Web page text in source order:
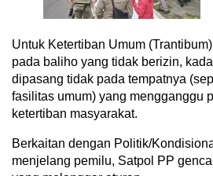
Untuk Ketertiban Umum
pada baliho yang tidak berizin,
dipasang tidak pada tempatnya
fasilitas umum) yang mengganggu
ketertiban masyarakat.
Berkaitan dengan Politik/
menjelang pemilu, Satpol PP